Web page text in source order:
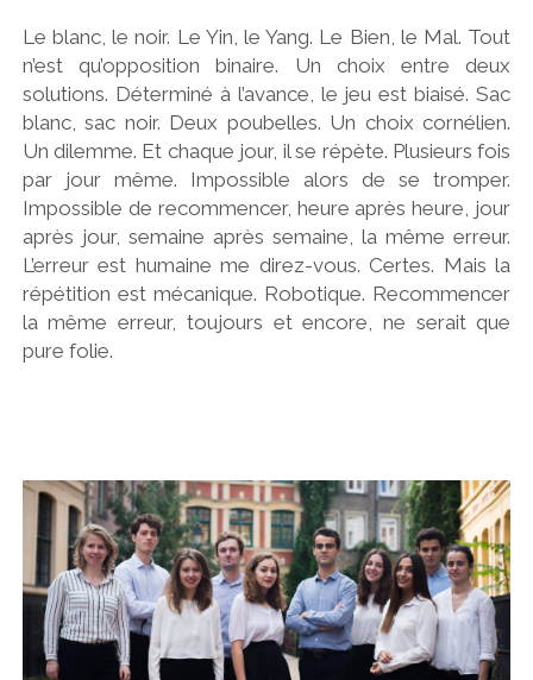
Le blanc, le noir. Le Yin, le Yang. Le Bien, le Mal. Tout
n’est qu’opposition binaire. Un choix entre deux
solutions. Déterminé à l’avance, le jeu est biaisé. Sac
blanc, sac noir. Deux poubelles. Un choix cornélien.
Un dilemme. Et chaque jour, il se répète. Plusieurs fois
par jour même. Impossible alors de se tromper.
Impossible de recommencer, heure après heure, jour
après jour, semaine après semaine, la même erreur.
L’erreur est humaine me direz-vous. Certes. Mais la
répétition est mécanique. Robotique. Recommencer
la même erreur, toujours et encore, ne serait que
pure folie.